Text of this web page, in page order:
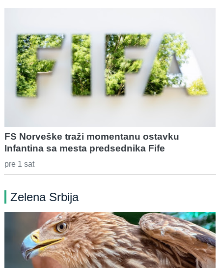
FS Norveške traži momentanu ostavku
Infantina sa mesta predsednika Fife
pre 1 sat
Zelena Srbija